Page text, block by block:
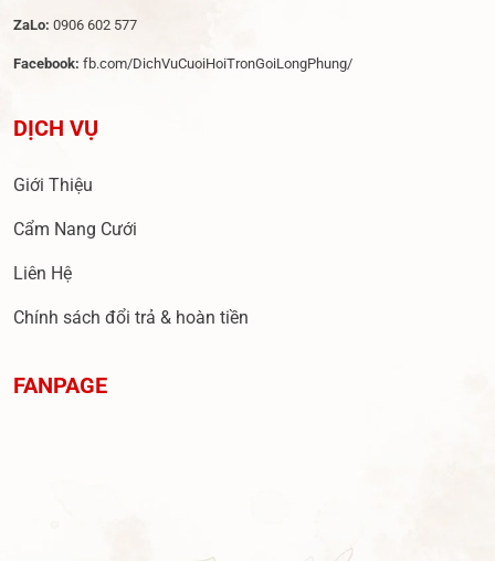
ZaLo: 0906 602 577
Facebook: fb.com/DichVuCuoiHoiTronGoiLongPhung/
DỊCH VỤ
Giới Thiệu
Cẩm Nang Cưới
Liên Hệ
Chính sách đổi trả & hoàn tiền
FANPAGE